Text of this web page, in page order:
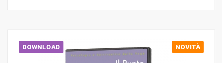
DOWNLOAD NOVITÀ